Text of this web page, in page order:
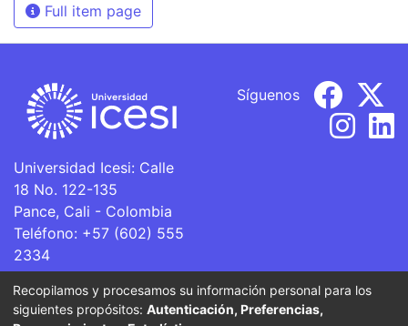
Full item page
Universidad Icesi: Calle
18 No. 122-135
Pance, Cali - Colombia
Teléfono: +57 (602) 555
2334
ventanillaunica@icesi.edu.co
Síguenos
La Universidad Icesi es una Institución de Educación
Recopilamos y procesamos su información personal para los
siguientes propósitos: Autenticación, Preferencias,